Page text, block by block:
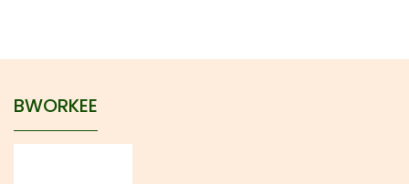
BWORKEE